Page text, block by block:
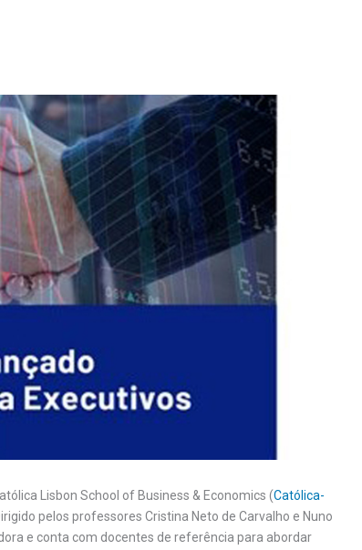
Lisbon School of Business & Economics (Católica-
pelos professores Cristina Neto de Carvalho e Nuno
e conta com docentes de referência para abordar